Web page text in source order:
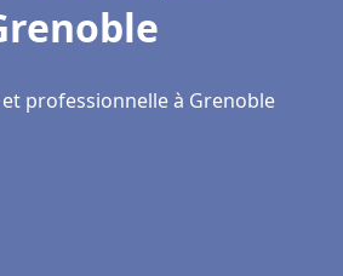
professionnelle à Grenoble